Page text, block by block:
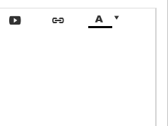
   